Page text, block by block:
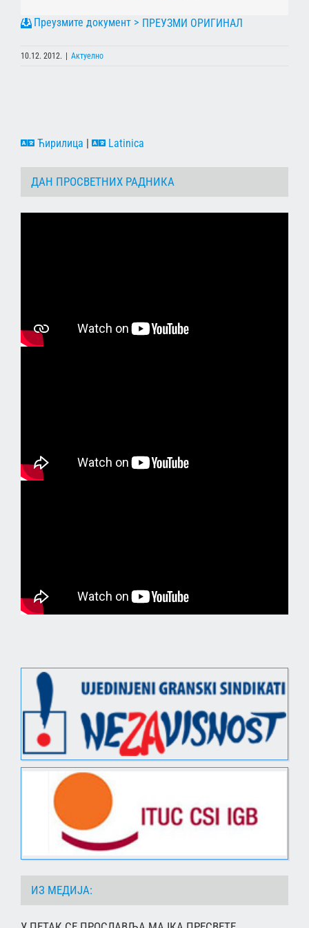
ПРЕУЗМИ ОРИГИНАЛ
10.12. 2012. | Актуелно
Ћирилица | Latinica
ДАН ПРОСВЕТНИХ РАДНИКА
ИЗ МЕДИЈА: